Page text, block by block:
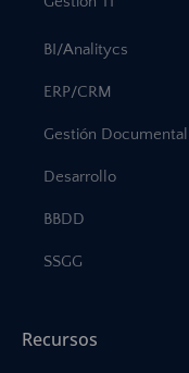
BI/Analitycs
ERP/CRM
Gestión Documental
Desarrollo
BBDD
SSGG
Recursos